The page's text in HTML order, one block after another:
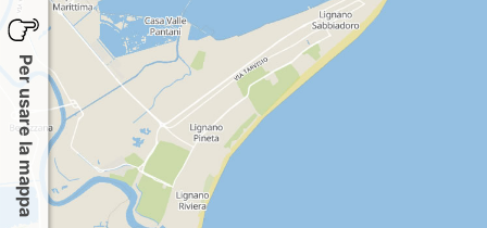
Per usare la mappa